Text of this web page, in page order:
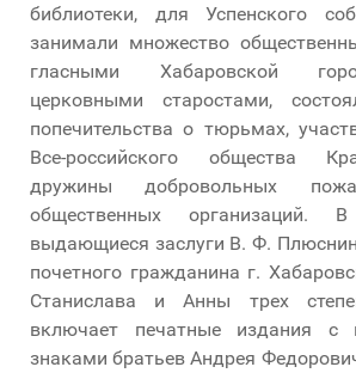
библиотеки, для Успенского
занимали множество
гласными Хабаровской
церковными старостами,
попечительства о тюрьмах,
Все-российского общества
дружины добровольных
общественных
выдающиеся заслуги В. Ф.
почетного гражданина г.
Станислава и Анны трех
включает печатные издания с
знаками братьев Андрея